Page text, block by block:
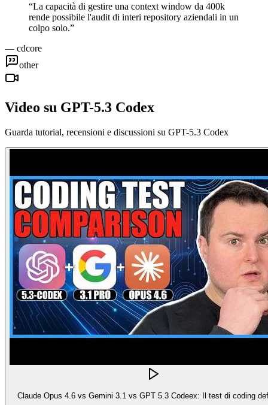
“La capacità di gestire una context window da 400k
rende possibile l'audit di interi repository aziendali in un
colpo solo.”
— cdcore
other
Video su GPT-5.3 Codex
Guarda tutorial, recensioni e discussioni su GPT-5.3 Codex
Claude Opus 4.6 vs Gemini 3.1 vs GPT 5.3 Codeex: Il test di coding